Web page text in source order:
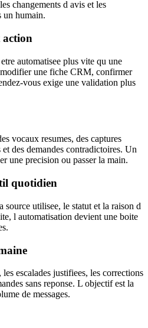
changements d avis et les
un humain.
action
automatisee plus vite qu une
une fiche CRM, confirmer
vous exige une validation plus
vocaux resumes, des captures
des demandes contradictoires. Un
une precision ou passer la main.
quotidien
utilisee, le statut et la raison d
l automatisation devient une boite
escalades justifiees, les corrections
sans reponse. L objectif est la
de messages.